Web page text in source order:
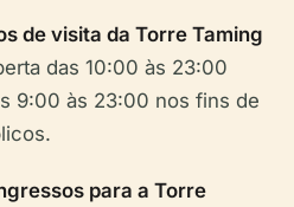
de visita da Torre Taming
das 10:00 às 23:00
9:00 às 23:00 nos fins de
para a Torre